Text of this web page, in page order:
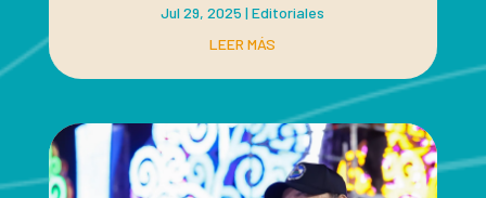
Jul 29, 2025 |Editoriales
LEER MÁS